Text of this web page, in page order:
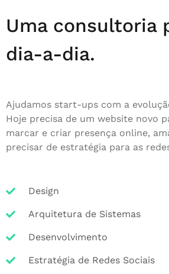
Uma consultoria
dia-a-dia.
Ajudamos start-ups com a
Hoje precisa de um website novo
marcar e criar presença online,
precisar de estratégia para as
Design
Arquitetura de Sistemas
Desenvolvimento
Estratégia de Redes Sociais